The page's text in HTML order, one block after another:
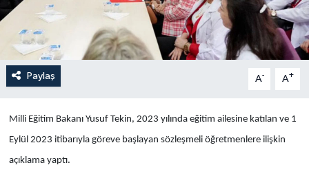
Paylaş A- A+
Milli Eğitim Bakanı Yusuf Tekin, 2023 yılında eğitim ailesine katılan ve 1
Eylül 2023 itibarıyla göreve başlayan sözleşmeli öğretmenlere ilişkin
açıklama yaptı.
Eği̇ti̇m